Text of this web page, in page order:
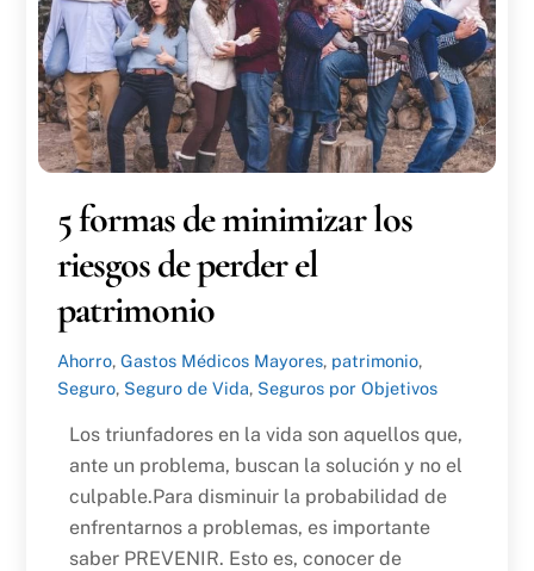
5 formas de minimizar los
riesgos de perder el
patrimonio
Ahorro, Gastos Médicos Mayores, patrimonio,
Seguro, Seguro de Vida, Seguros por Objetivos
Los triunfadores en la vida son aquellos que,
ante un problema, buscan la solución y no el
culpable.Para disminuir la probabilidad de
enfrentarnos a problemas, es importante
saber PREVENIR. Esto es, conocer de